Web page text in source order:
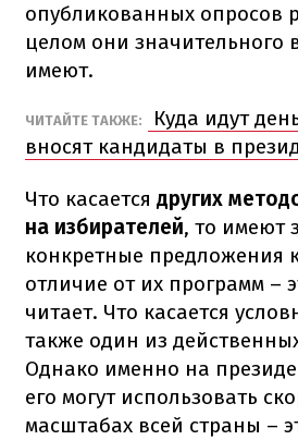
опубликованных опросов
целом они значительного
имеют.
ЧИТАЙТЕ ТАКЖЕ:
Куда идут
вносят кандидаты в
Что касается других
на избирателей, то имеют
конкретные предложения
отличие от их программ –
читает. Что касается
также один из
Однако именно на
его могут использовать
масштабах всей страны –